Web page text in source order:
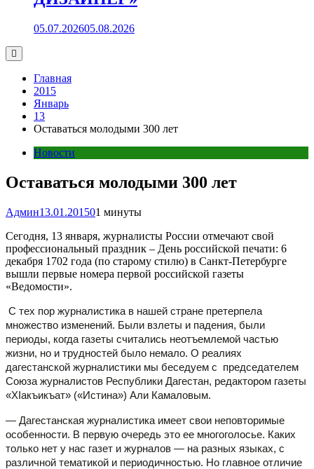
05.07.202605.08.2026
Главная
2015
Январь
13
Оставаться молодыми 300 лет
Новости
Оставаться молодыми 300 лет
Админ13.01.201501 минуты
Сегодня, 13 января, журналисты России отмечают свой
профессиональный праздник – День российской печати: 6
декабря 1702 года (по старому стилю) в Санкт-Петербурге
вышли первые номера первой российской газеты
«Ведомости».
С тех пор журналистика в нашей стране претерпела
множество изменений. Были взлеты и падения, были
периоды, когда газеты считались неотъемлемой частью
жизни, но и трудностей было немало. О реалиях
дагестанской журналистики мы беседуем с председателем
Союза журналистов Республики Дагестан, редактором газеты
«ХIакъикъат» («Истина») Али Камаловым.
— Дагестанская журналистика имеет свои неповторимые
особенности. В первую очередь это ее многоголосье. Каких
только нет у нас газет и журналов — на разных языках, с
различной тематикой и периодичностью. Но главное отличие